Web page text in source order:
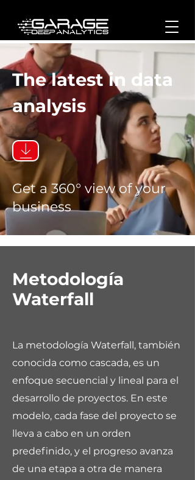
The latest in data
analysis
Get a 360° view of your
business
Metodología
Waterfall
La metodología Waterfall, también
conocida como cascada, es un
enfoque secuencial y lineal para el
desarrollo de proyectos. En este
modelo, cada fase del proyecto se
lleva a cabo en un orden
predefinido, y el progreso avanza
de una etapa a otra de manera